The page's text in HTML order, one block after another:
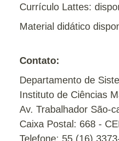
Currículo Lattes:
Material didático
Contato:
Departamento de
Instituto de Ciências
Av. Trabalhador São-
Caixa Postal: 668 -
Telefone: 55 (16)